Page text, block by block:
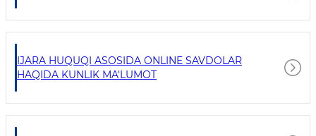
IJARA HUQUQI ASOSIDA ONLINE SAVDOLAR
HAQIDA KUNLIK MA'LUMOT